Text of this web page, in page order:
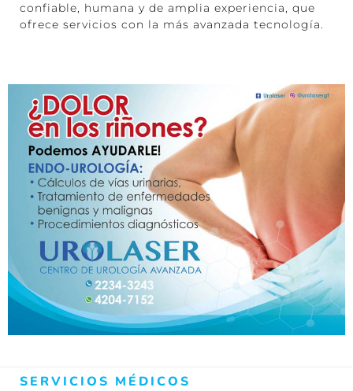
confiable, humana y de amplia experiencia, que
ofrece servicios con la más avanzada tecnología.
SERVICIOS MÉDICOS